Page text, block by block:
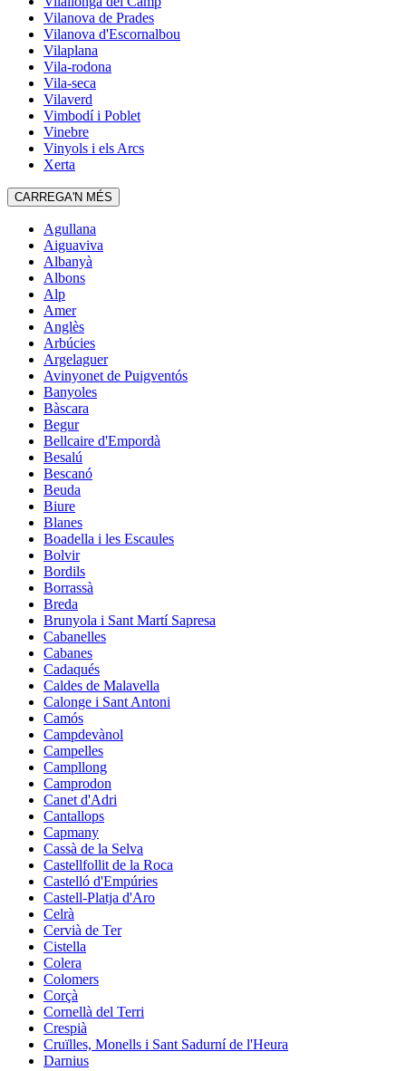
Vilanova de Prades
Vilanova d'Escornalbou
Vilaplana
Vila-rodona
Vila-seca
Vilaverd
Vimbodí i Poblet
Vinebre
Vinyols i els Arcs
Xerta
CARREGA'N MÉS
Agullana
Aiguaviva
Albanyà
Albons
Alp
Amer
Anglès
Arbúcies
Argelaguer
Avinyonet de Puigventós
Banyoles
Bàscara
Begur
Bellcaire d'Empordà
Besalú
Bescanó
Beuda
Biure
Blanes
Boadella i les Escaules
Bolvir
Bordils
Borrassà
Breda
Brunyola i Sant Martí Sapresa
Cabanelles
Cabanes
Cadaqués
Caldes de Malavella
Calonge i Sant Antoni
Camós
Campdevànol
Campelles
Campllong
Camprodon
Canet d'Adri
Cantallops
Capmany
Cassà de la Selva
Castellfollit de la Roca
Castelló d'Empúries
Castell-Platja d'Aro
Celrà
Cervià de Ter
Cistella
Colera
Colomers
Corçà
Cornellà del Terri
Crespià
Cruïlles, Monells i Sant Sadurní de l'Heura
Darnius